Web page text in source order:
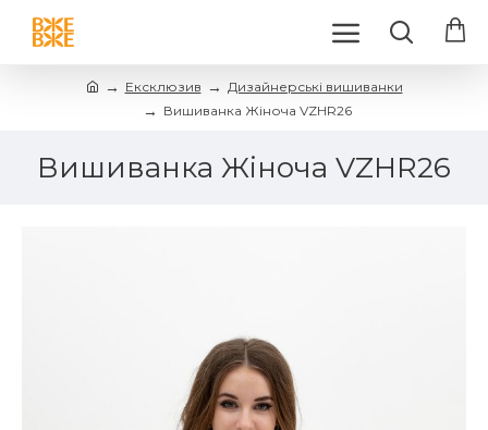
Ексклюзив
Дизайнерські вишиванки
Вишиванка Жіноча VZHR26
Вишиванка Жіноча VZHR26